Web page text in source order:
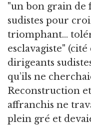
"un bon grain de
sudistes pour
triomphant…
esclavagiste" (cité
dirigeants
qu’ils ne
Reconstruction
affranchis ne
plein gré et